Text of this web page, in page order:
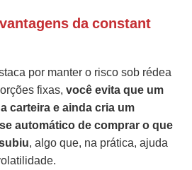
da constant
por manter o risco sob rédea
fixas,você evita que um
carteira e ainda cria um
automático de comprar o que
, algo que, na prática, ajuda